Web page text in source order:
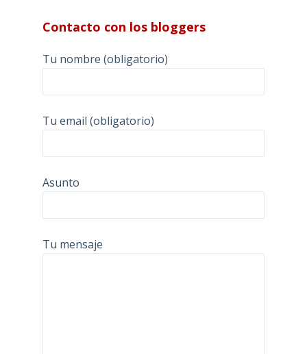
Contacto con los bloggers
Tu nombre (obligatorio)
Tu email (obligatorio)
Asunto
Tu mensaje